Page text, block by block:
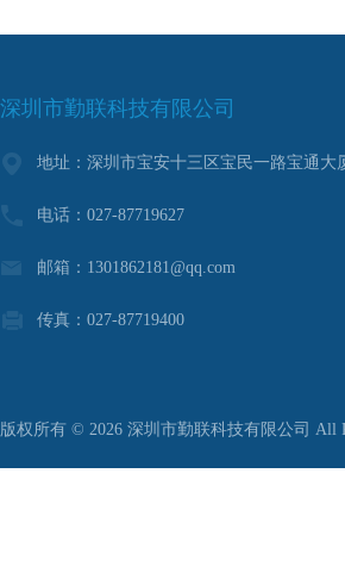
深圳市勤联科技有限公司
地址：深圳市宝安十三区宝民一路宝通大
电话：027-87719627
邮箱：1301862181@qq.com
传真：027-87719400
版权所有 © 2026 深圳市勤联科技有限公司 All